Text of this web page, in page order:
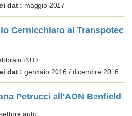
dati: maggio 2017
Cernicchiaro al Transpotec
2017
dati: gennaio 2016 / dicembre 2016
Petrucci all'AON Benfield
auto